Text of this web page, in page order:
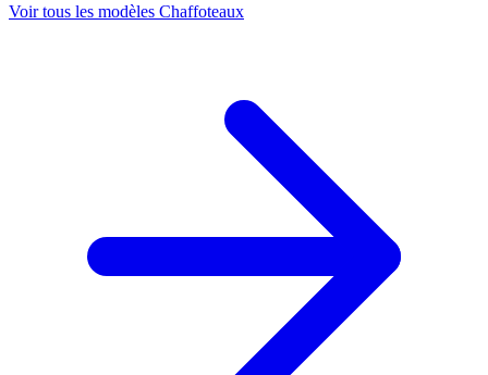
Voir tous les modèles Chaffoteaux